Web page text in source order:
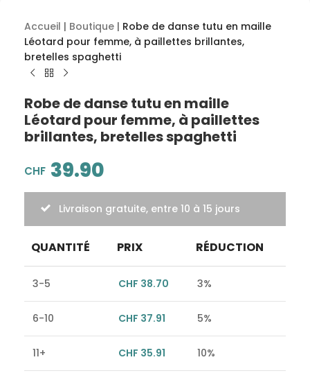
Accueil | Boutique | Robe de danse tutu en maille
Léotard pour femme, à paillettes brillantes,
bretelles spaghetti
Robe de danse tutu en maille
Léotard pour femme, à paillettes
brillantes, bretelles spaghetti
CHF 39.90
Livraison gratuite, entre 10 à 15 jours
QUANTITÉ PRIX RÉDUCTION
3-5 CHF 38.70 3%
6-10 CHF 37.91 5%
11+ CHF 35.91 10%